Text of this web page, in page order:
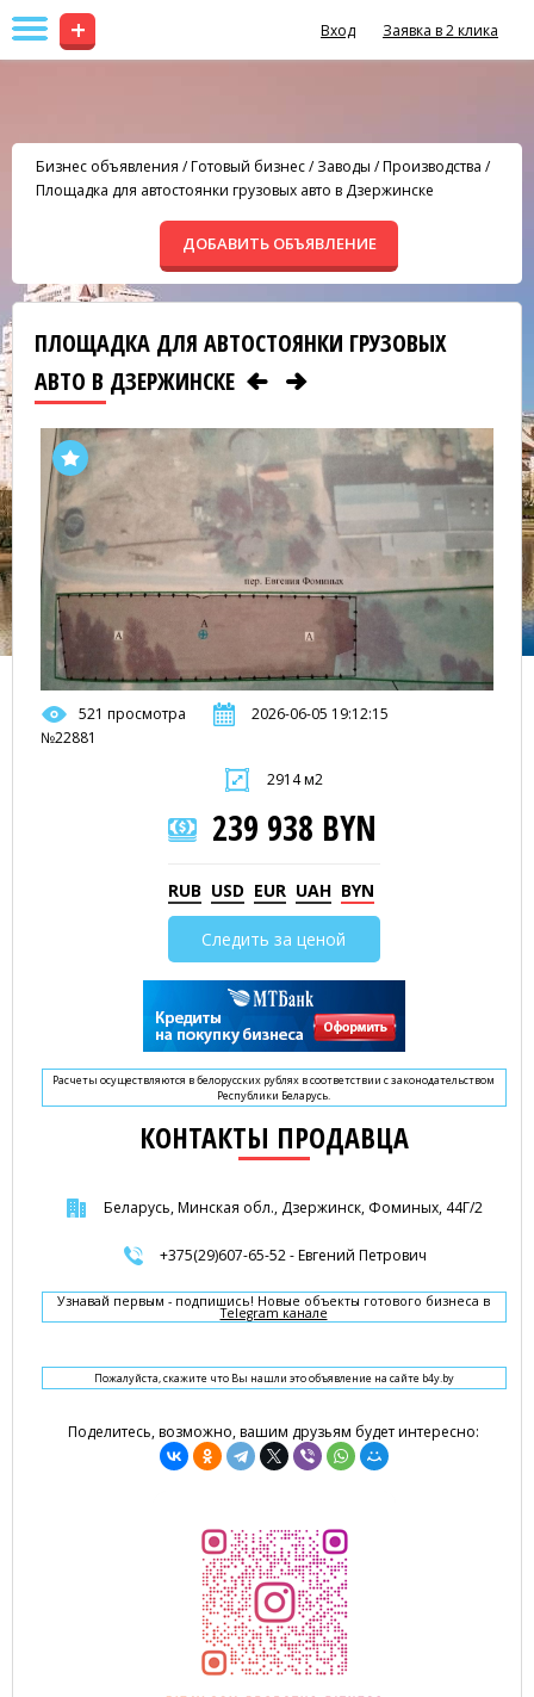
+ Вход Заявка в 2 клика
Бизнес объявления /Готовый бизнес/Заводы / Производства /
Площадка для автостоянки грузовых авто в Дзержинске
ДОБАВИТЬ ОБЪЯВЛЕНИЕ
ПЛОЩАДКА ДЛЯ АВТОСТОЯНКИ ГРУЗОВЫХ
АВТО В ДЗЕРЖИНСКЕ
521 просмотра
2026-06-05 19:12:15
№22881
2914 м2
239 938 BYN
RUB USD EUR UAH BYN
Следить за ценой
Расчеты осуществляются в белорусских рублях в соответствии с законодательством
Республики Беларусь.
КОНТАКТЫ ПРОДАВЦА
Беларусь, Минская обл., Дзержинск, Фоминых, 44Г/2
+375(29)607-65-52 - Евгений Петрович
Узнавай первым - подпишись! Новые объекты готового бизнеса в
Telegram канале
Пожалуйста, скажите что Вы нашли это объявление на сайте b4y.by
Поделитесь, возможно, вашим друзьям будет интересно: